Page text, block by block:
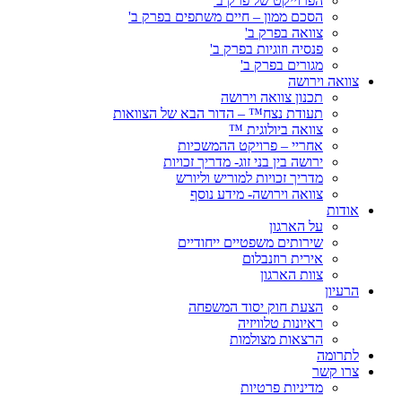
הסכם ממון – חיים משתפים בפרק ב'
צוואה בפרק ב'
פנסיה וזוגיות בפרק ב'
מגורים בפרק ב'
צוואה וירושה
תכנון צוואה וירושה
תעודת נצח™ – הדור הבא של הצוואות
צוואה ביולוגית ™
אחריי – פרויקט ההמשכיות
ירושה בין בני זוג- מדריך זכויות
מדריך זכויות למוריש וליורש
צוואה וירושה- מידע נוסף
אודות
על הארגון
שירותים משפטיים ייחודיים
אירית רוזנבלום
צוות הארגון
הרעיון
הצעת חוק יסוד המשפחה
ראיונות טלוויזיה
הרצאות מצולמות
לתרומה
צרו קשר
מדיניות פרטיות